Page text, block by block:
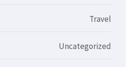
Travel
Uncategorized